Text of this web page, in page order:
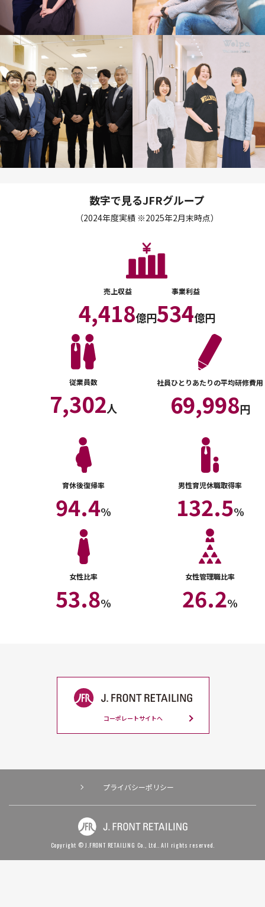
数字で見るJFRグループ
（2024年度実績 ※2025年2月末時点）
売上収益
4,418億円
事業利益
534億円
従業員数
7,302人
社員ひとりあたりの平均研修費用
69,998円
育休後復帰率
94.4%
男性育児休職取得率
132.5%
女性比率
53.8%
女性管理職比率
26.2%
コーポレートサイトへ
プライバシーポリシー
Copyright © J.FRONT RETAILING Co., Ltd.. All rights reserved.